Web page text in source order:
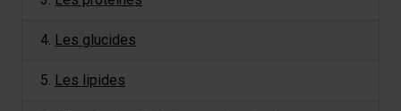
4. Les glucides
5. Les lipides